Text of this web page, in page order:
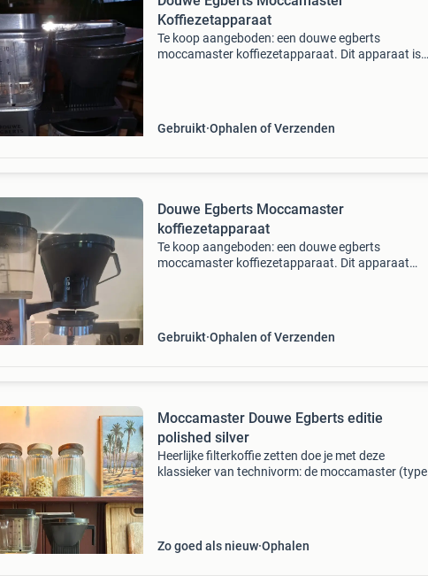
Koffiezetapparaat
Te koop aangeboden: een douwe egberts
moccamaster koffiezetapparaat. Dit apparaat is
Gebruikt Ophalen of Verzenden
Douwe Egberts Moccamaster
koffiezetapparaat
Te koop aangeboden: een douwe egberts
moccamaster koffiezetapparaat. Dit apparaat
Gebruikt Ophalen of Verzenden
Moccamaster Douwe Egberts editie
polished silver
Heerlijke filterkoffie zetten doe je met deze
klassieker van technivorm: de moccamaster (type
Zo goed als nieuw Ophalen